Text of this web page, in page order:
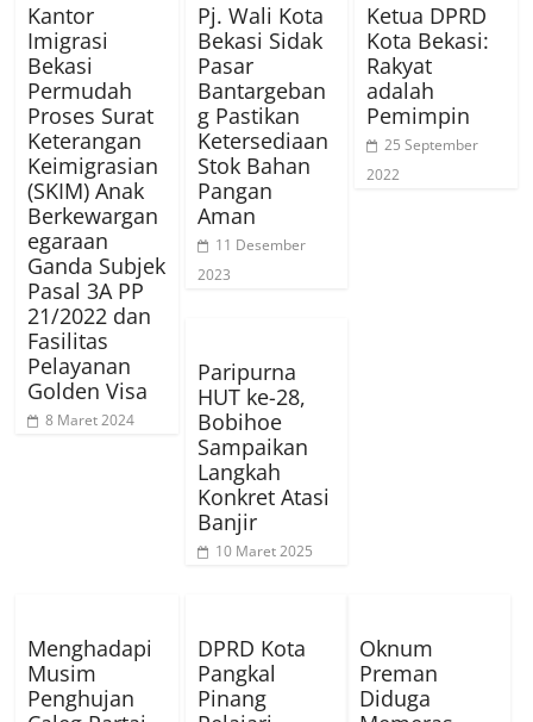
Kantor
Imigrasi
Bekasi
Permudah
Proses Surat
Keterangan
Keimigrasian
(SKIM) Anak
Berkewargan
egaraan
Ganda Subjek
Pasal 3A PP
21/2022 dan
Fasilitas
Pelayanan
Golden Visa
8 Maret 2024
Pj. Wali Kota
Bekasi Sidak
Pasar
Bantargeban
g Pastikan
Ketersediaan
Stok Bahan
Pangan
Aman
11 Desember
2023
Ketua DPRD
Kota Bekasi:
Rakyat
adalah
Pemimpin
25 September
2022
Paripurna
HUT ke-28,
Bobihoe
Sampaikan
Langkah
Konkret Atasi
Banjir
10 Maret 2025
Menghadapi
Musim
Penghujan
DPRD Kota
Pangkal
Pinang
Oknum
Preman
Diduga